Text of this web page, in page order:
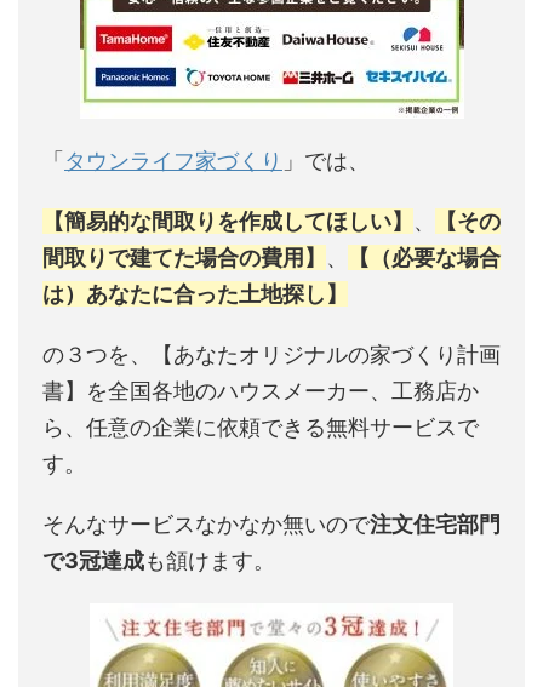
「 タウンライフ家づくり 」では、
【簡易的な間取りを作成してほしい】 、
【その
間取りで建てた場合の費用】 、
【（必要な場合
は）あなたに合った土地探し】
の３つを、【あなたオリジナルの家づくり計画
書】を全国各地のハウスメーカー、工務店か
ら、任意の企業に依頼できる無料サービスで
す。
そんなサービスなかなか無いので注文住宅部門
で3冠達成も頷けます。